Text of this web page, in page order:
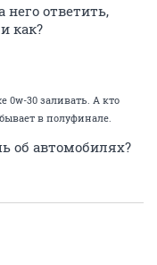
ответить,
как?
0w-30 заливать. А кто
в полуфинале.
об автомобилях?